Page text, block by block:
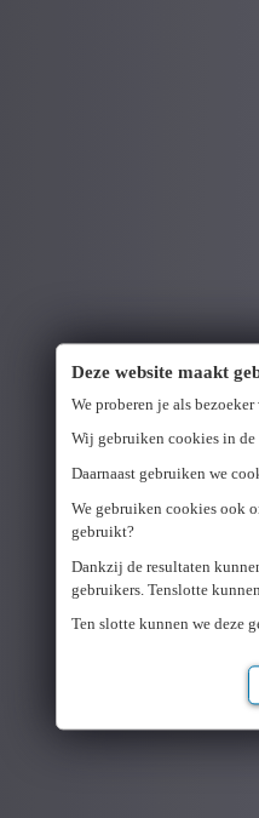
Deze website maakt
We proberen je als
Wij gebruiken cookies in de
Daarnaast gebruiken we
We gebruiken cookies ook
gebruikt?
Dankzij de resultaten
gebruikers. Tenslotte
Ten slotte kunnen we deze